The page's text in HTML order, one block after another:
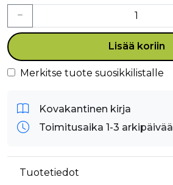
Lisää koriin
Merkitse tuote suosikkilistalle
Kovakantinen kirja
Toimitusaika 1-3 arkipäivää
Tuotetiedot